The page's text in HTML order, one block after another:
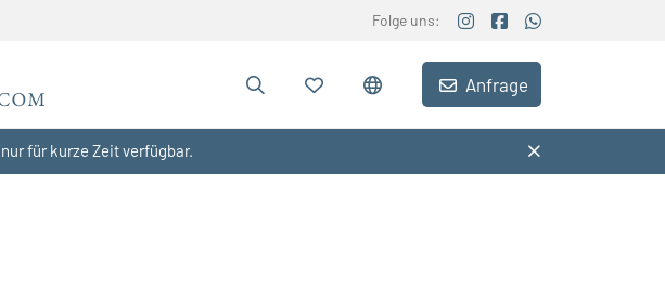
für kurze Zeit verfügbar.
Folge uns:
Anfrage